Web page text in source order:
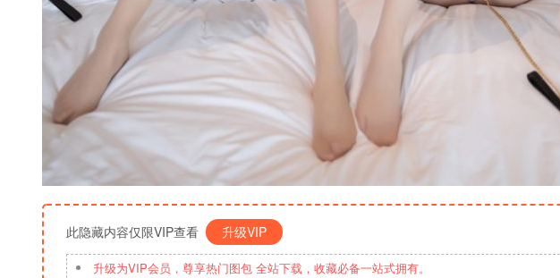
此隐藏内容仅限VIP查看 升级VIP
升级为VIP会员，尊享热门图包 全站下载，收藏必备一站式拥有。